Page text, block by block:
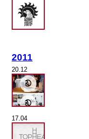
2011
20.12
17.04